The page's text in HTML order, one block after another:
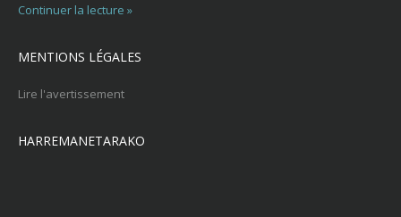
Continuer la lecture »
MENTIONS LÉGALES
Lire l'avertissement
HARREMANETARAKO